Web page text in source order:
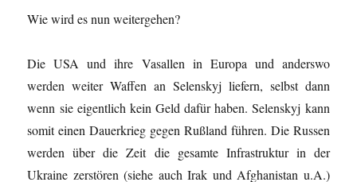
Wie wird es nun weitergehen?
Die USA und ihre Vasallen in Europa und anderswo
werden weiter Waffen an Selenskyj liefern, selbst dann
wenn sie eigentlich kein Geld dafür haben. Selenskyj kann
somit einen Dauerkrieg gegen Rußland führen. Die Russen
werden über die Zeit die gesamte Infrastruktur in der
Ukraine zerstören (siehe auch Irak und Afghanistan u.A.)